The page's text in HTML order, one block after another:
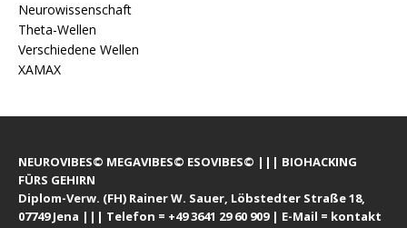
Neurowissenschaft
Theta-Wellen
Verschiedene Wellen
XAMAX
NEUROVIBES© MEGAVIBES© ESOVIBES© ||| BIOHACKING
FÜRS GEHIRN
Diplom-Verw. (FH) Rainer W. Sauer, Löbstedter Straße 18,
07749 Jena ||| Telefon = +49 3641 29 60 909 | E-Mail = kontakt